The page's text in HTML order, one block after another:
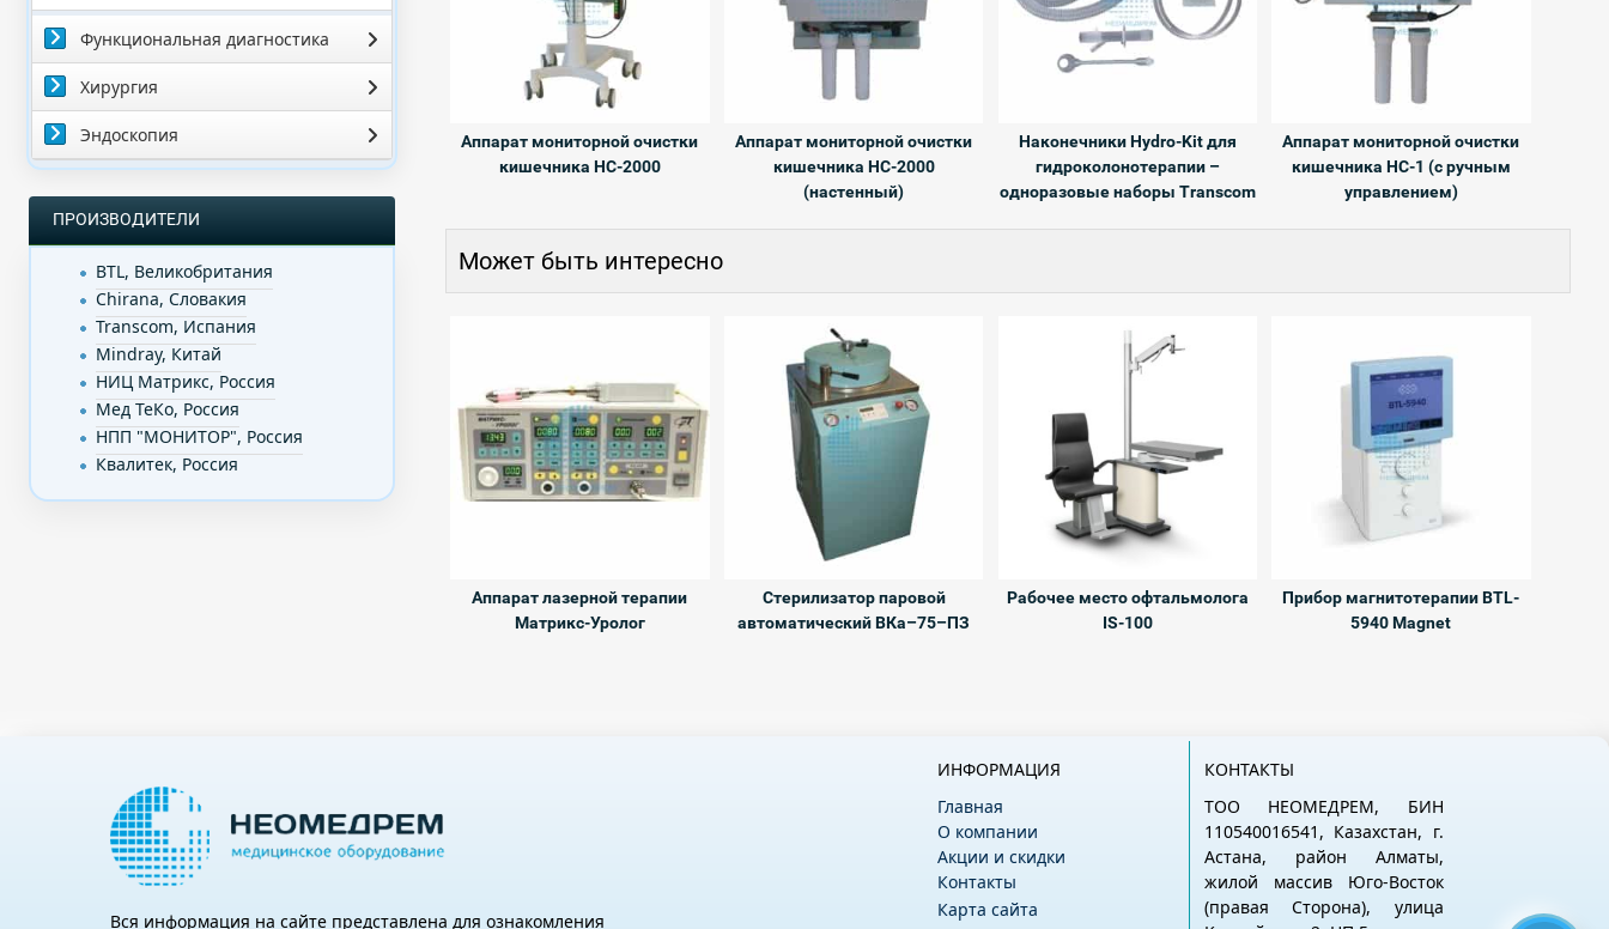
Аппарат мониторной очистки
кишечника HC-2000
Аппарат мониторной очистки
кишечника HC-2000
(настенный)
Наконечники Hydro-Kit для
гидроколонотерапии –
одноразовые наборы Transcom
Аппарат мониторной очистки
кишечника HC-1 (с ручным
управлением)
Может быть интересно
Аппарат лазерной терапии
Матрикс-Уролог
Стерилизатор паровой
автоматический ВКа–75–ПЗ
Рабочее место офтальмолога
IS-100
Прибор магнитотерапии BTL-
5940 Magnet
Функциональная диагностика
Хирургия
Эндоскопия
ПРОИЗВОДИТЕЛИ
BTL, Великобритания
Chirana, Словакия
Transcom, Испания
Mindray, Китай
НИЦ Матрикс, Россия
Мед ТеКо, Россия
НПП "МОНИТОР", Россия
Квалитек, Россия
Вся информация на сайте представлена для ознакомления
ИНФОРМАЦИЯ
Главная
О компании
Акции и скидки
Контакты
Карта сайта
КОНТАКТЫ
ТОО НЕОМЕДРЕМ, БИН
110540016541, Казахстан, г.
Астана, район Алматы,
жилой массив Юго-Восток
(правая Сторона), улица